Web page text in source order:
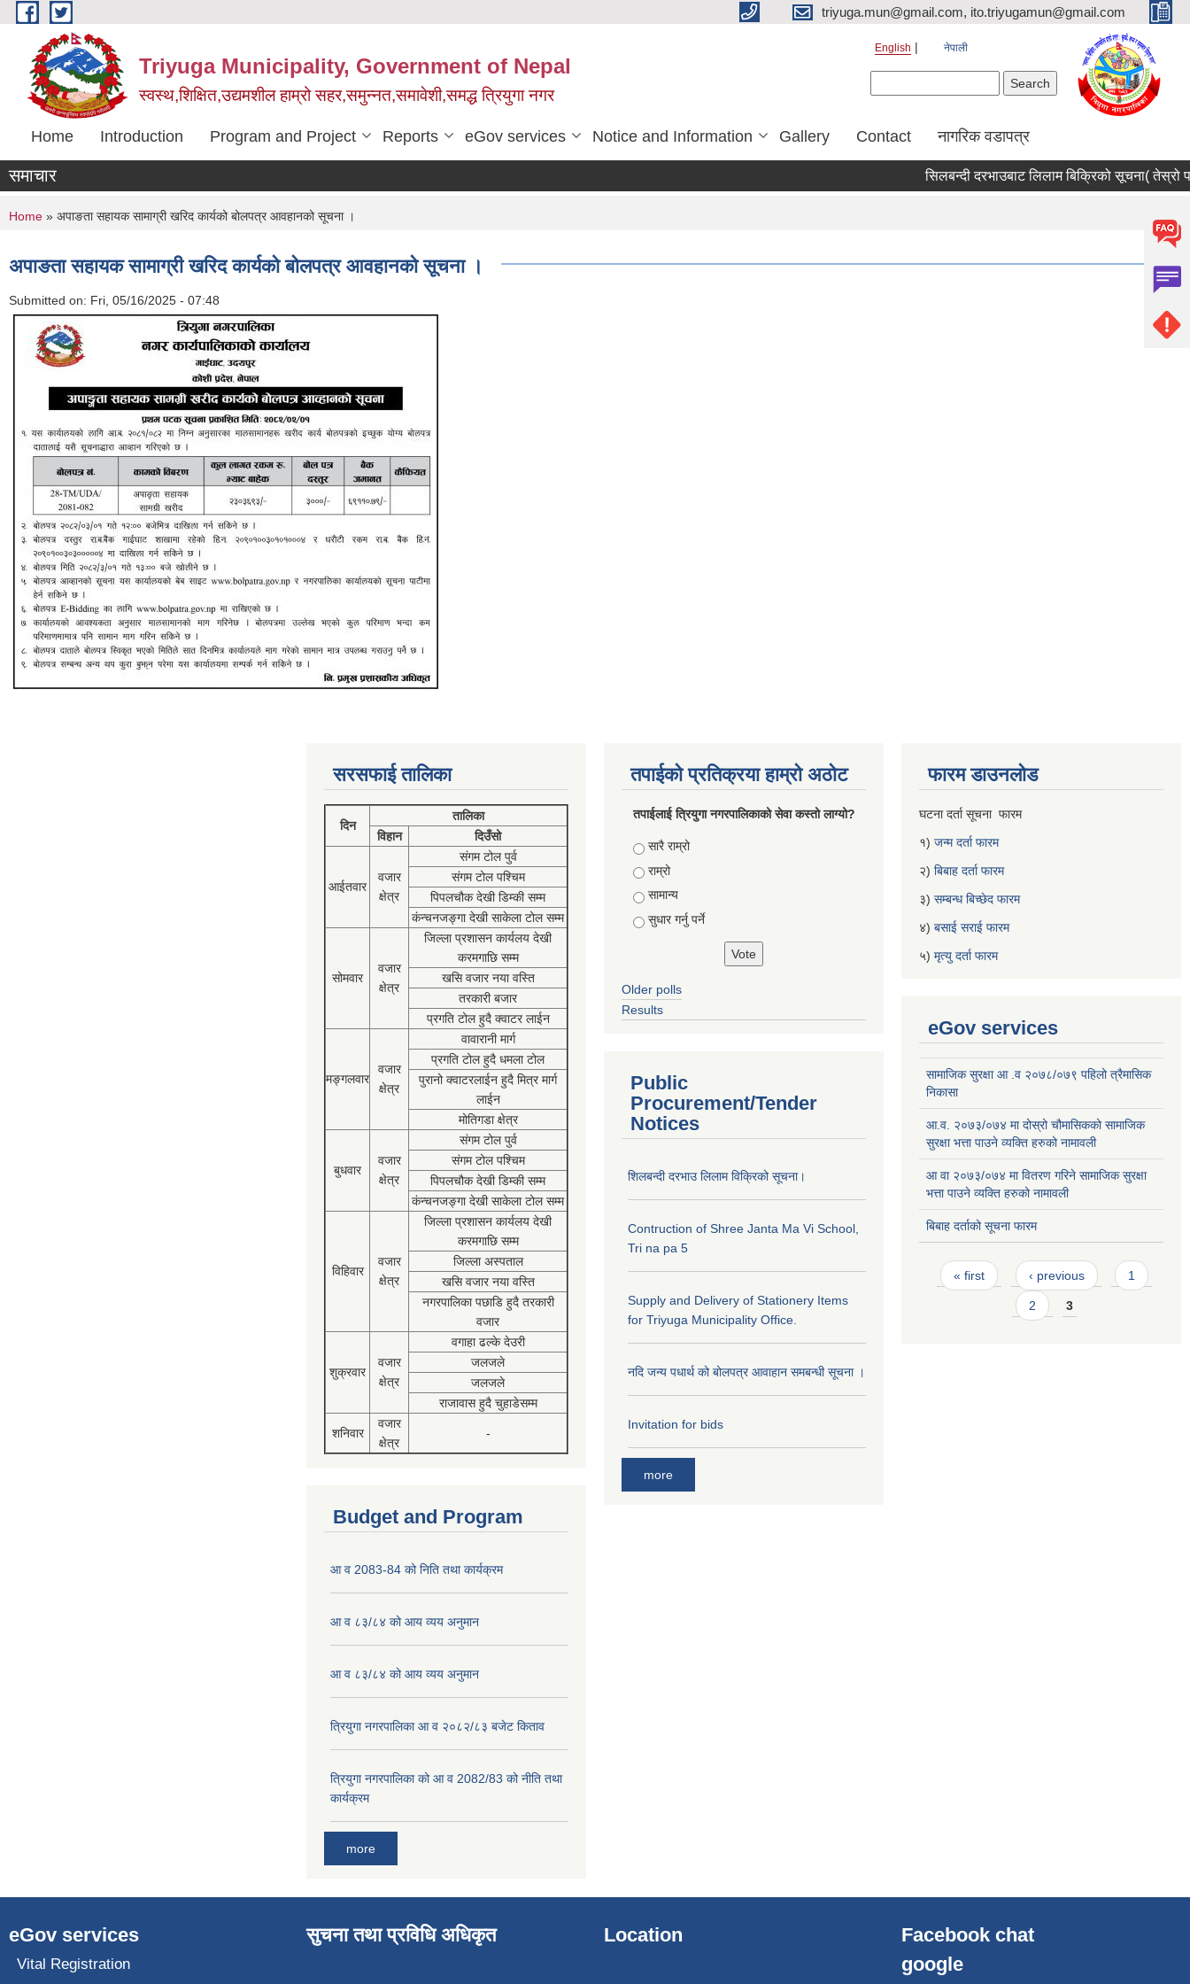
Skip to main content triyuga.mun@gmail.com, ito.triyugamun@gmail.com
Triyuga Municipality, Government of Nepal
स्वस्थ,शिक्षित,उद्यमशील हाम्रो सहर,समुन्नत,समावेशी,समद्ध त्रियुगा नगर
English नेपाली
Home Introduction Program and Project Reports eGov services Notice and Information Gallery Contact नागरिक वडापत्र
समाचार सिलबन्दी दरभाउबाट लिलाम बिक्रिको सूचना( तेस्रो
You are here
Home » अपाङता सहायक सामाग्री खरिद कार्यको बोलपत्र आवहानको सूचना ।
अपाङता सहायक सामाग्री खरिद कार्यको बोलपत्र आवहानको सूचना ।
Submitted on: Fri, 05/16/2025 - 07:48
सरसफाई तालिका
दिन
तालिका
विहान
दिउँसो
आईतवार
वजार
क्षेत्र
संगम टोल पुर्व
संगम टोल पश्चिम
पिपलचौक देखी डिम्की सम्म
कंन्चनजङ्गा देखी साकेला टोल सम्म
सोमवार
वजार
क्षेत्र
जिल्ला प्रशासन कार्यलय देखी
करमगाछि सम्म
खसि वजार नया वस्ति
तरकारी बजार
प्रगति टोल हुदै क्वाटर लाईन
मङ्गलवार
वजार
क्षेत्र
वावारानी मार्ग
प्रगति टोल हुदै धमला टोल
पुरानो क्वाटरलाईन हुदै मित्र मार्ग
लाईन
मोतिगडा क्षेत्र
बुधवार
वजार
क्षेत्र
संगम टोल पुर्व
संगम टोल पश्चिम
पिपलचौक देखी डिम्की सम्म
कंन्चनजङ्गा देखी साकेला टोल सम्म
विहिवार
वजार
क्षेत्र
जिल्ला प्रशासन कार्यलय देखी
करमगाछि सम्म
जिल्ला अस्पताल
खसि वजार नया वस्ति
नगरपालिका पछाडि हुदै तरकारी
वजार
शुक्रवार
वजार
क्षेत्र
वगाहा ढल्के देउरी
जलजले
जलजले
राजावास हुदै चुहाडेसम्म
शनिवार
वजार
क्षेत्र
-
Budget and Program
आ व 2083-84 को निति तथा कार्यक्रम
आ व ८३/८४ को आय व्यय अनुमान
आ व ८३/८४ को आय व्यय अनुमान
त्रियुगा नगरपालिका आ व २०८२/८३ बजेट किताव
त्रियुगा नगरपालिका को आ व 2082/83 को नीति तथा
कार्यक्रम
more
तपाईको प्रतिक्रया हाम्रो अठोट
तपाईलाई त्रियुगा नगरपालिकाको सेवा कस्तो लाग्यो?
Choices
सारै राम्रो
राम्रो
सामान्य
सुधार गर्नु पर्ने
Older polls
Results
Public
Procurement/Tender
Notices
शिलबन्दी दरभाउ लिलाम विक्रिको सूचना।
Contruction of Shree Janta Ma Vi School,
Tri na pa 5
Supply and Delivery of Stationery Items
for Triyuga Municipality Office.
नदि जन्य पधार्थ को बोलपत्र आवाहान समबन्धी सूचना ।
Invitation for bids
more
फारम डाउनलोड
घटना दर्ता सूचना फारम
१) जन्म दर्ता फारम
२) बिबाह दर्ता फारम
३) सम्बन्ध बिच्छेद फारम
४) बसाई सराई फारम
५) मृत्यु दर्ता फारम
eGov services
सामाजिक सुरक्षा आ .व २०७८/०७९ पहिलो त्रैमासिक
निकासा
आ.व. २०७३/०७४ मा दोस्रो चौमासिकको सामाजिक
सुरक्षा भत्ता पाउने व्यक्ति हरुको नामावली
आ वा २०७३/०७४ मा वितरण गरिने सामाजिक सुरक्षा
भत्ता पाउने व्यक्ति हरुको नामावली
बिबाह दर्ताको सूचना फारम
Pages
« first ‹ previous 1
2 3
eGov services
Vital Registration
सुचना तथा प्रविधि अधिकृत Location
Facebook chat
google